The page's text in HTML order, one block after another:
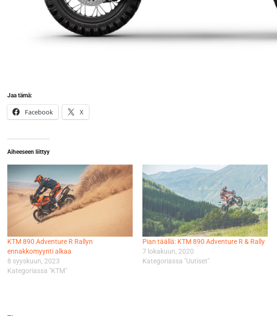
Jaa tämä:
Facebook X
Aiheeseen liittyy
KTM 890 Adventure R Rallyn
ennakkomyynti alkaa
8 syyskuun, 2023
Kategoriassa "KTM"
Pian täällä: KTM 890 Adventure R & Rally
7 lokakuun, 2020
Kategoriassa "Uutiset"